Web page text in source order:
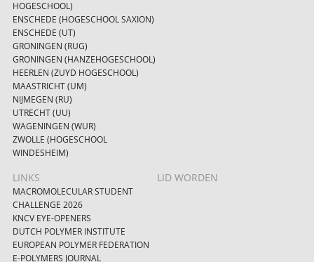
HOGESCHOOL)
ENSCHEDE (HOGESCHOOL SAXION)
ENSCHEDE (UT)
GRONINGEN (RUG)
GRONINGEN (HANZEHOGESCHOOL)
HEERLEN (ZUYD HOGESCHOOL)
MAASTRICHT (UM)
NIJMEGEN (RU)
UTRECHT (UU)
WAGENINGEN (WUR)
ZWOLLE (HOGESCHOOL
WINDESHEIM)
LINKS
MACROMOLECULAR STUDENT
CHALLENGE 2026
KNCV EYE-OPENERS
DUTCH POLYMER INSTITUTE
EUROPEAN POLYMER FEDERATION
E-POLYMERS JOURNAL
LID WORDEN